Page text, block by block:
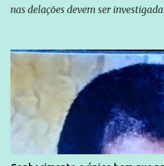
nas delações devem ser
Globo manteve com o Grupo
Emílio Odebrecht. Lula sempre
exterior, e não para promover
empresários" Assina a nota o